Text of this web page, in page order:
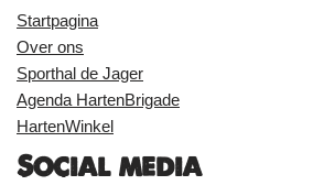
Startpagina
Over ons
Sporthal de Jager
Agenda HartenBrigade
HartenWinkel
Social media